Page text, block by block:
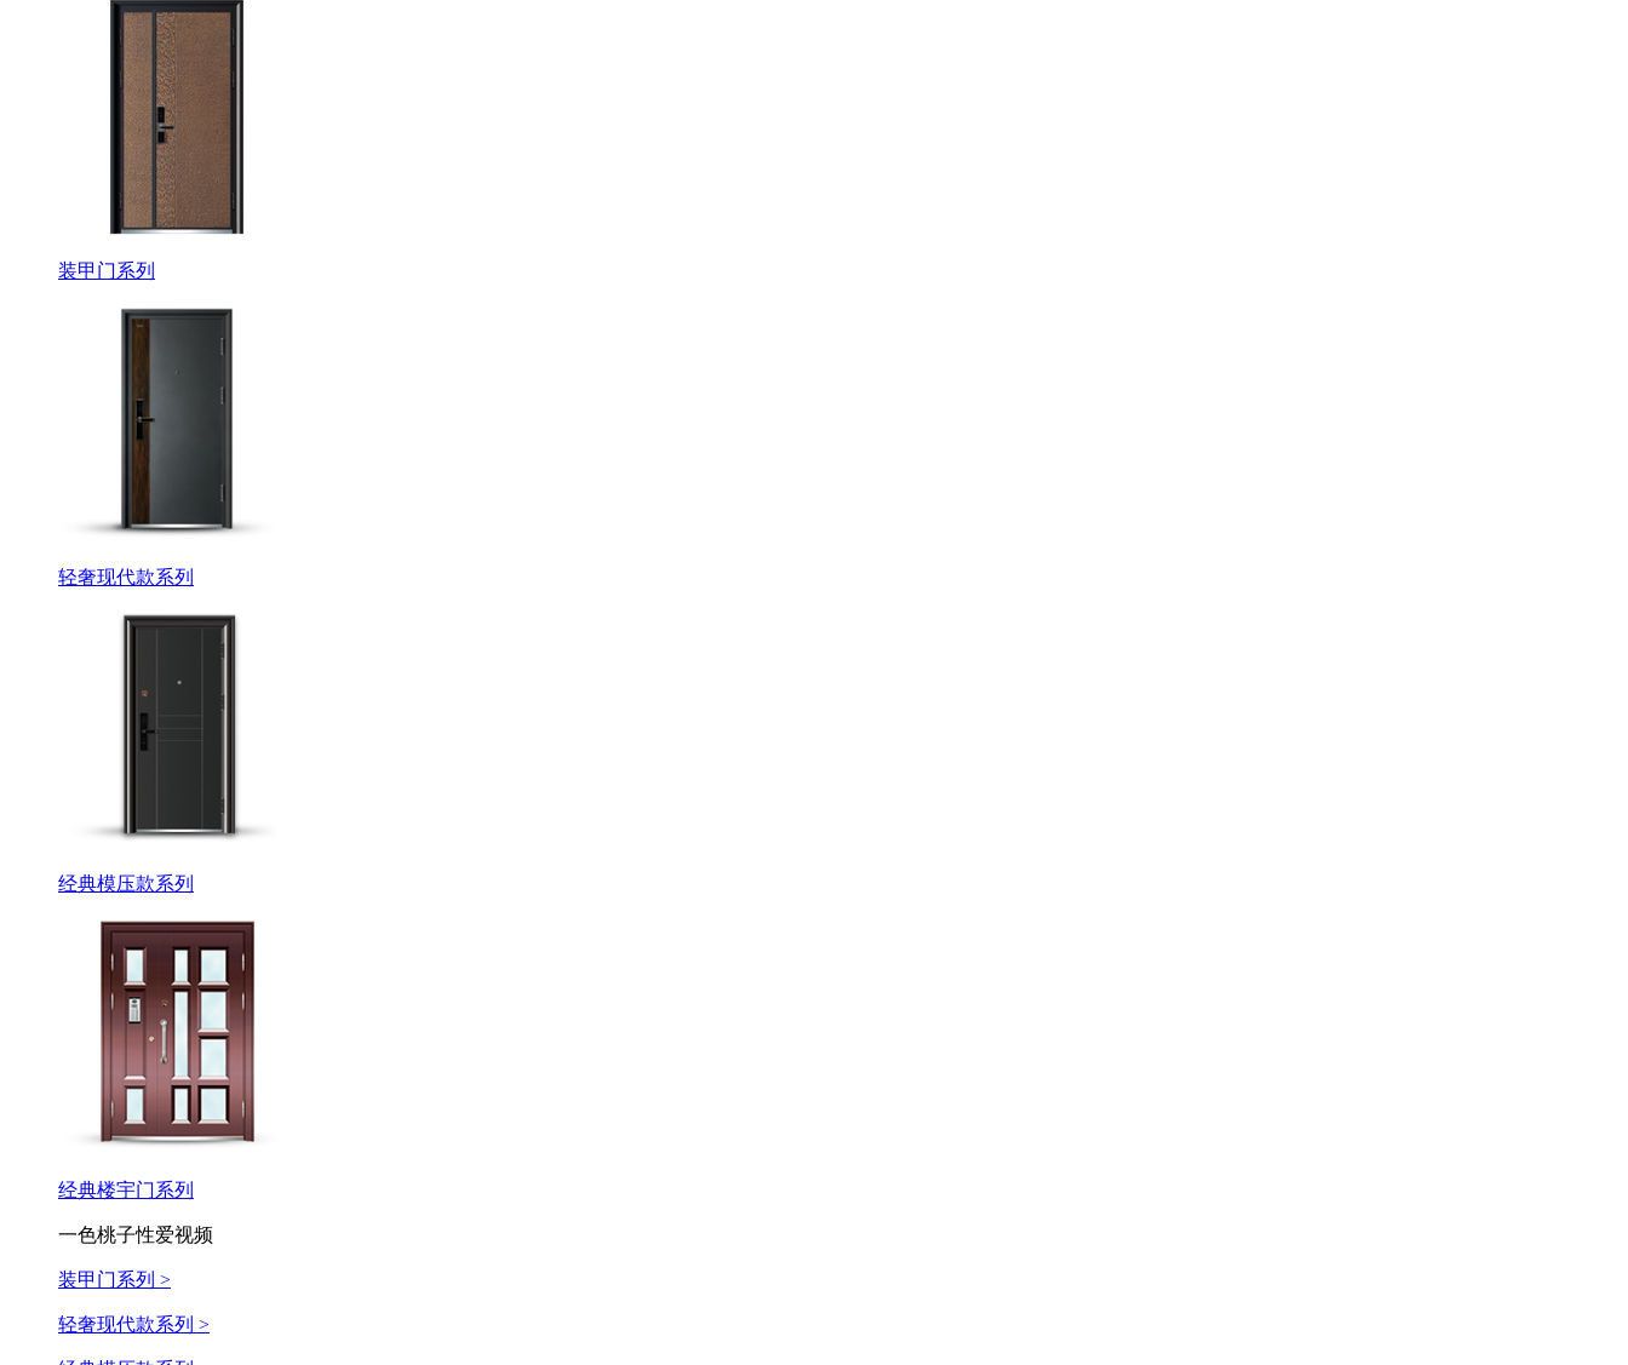
装甲门系列
轻奢现代款系列
经典模压款系列
经典楼宇门系列
一色桃子性爱视频
装甲门系列 >
轻奢现代款系列 >